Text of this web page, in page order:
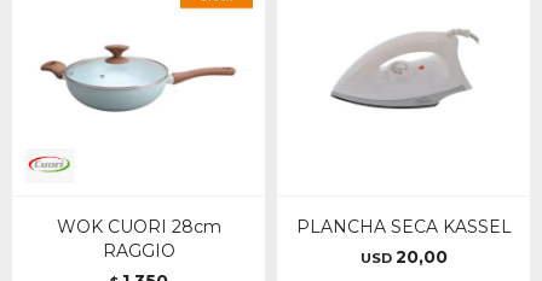
WOK CUORI 28cm
RAGGIO
PLANCHA SECA KASSEL
USD 20,00